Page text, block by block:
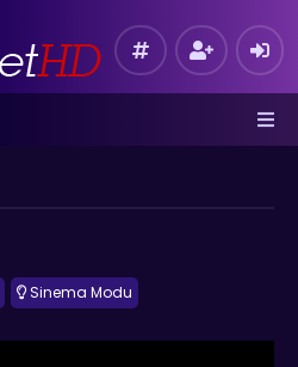
Sinema Modu